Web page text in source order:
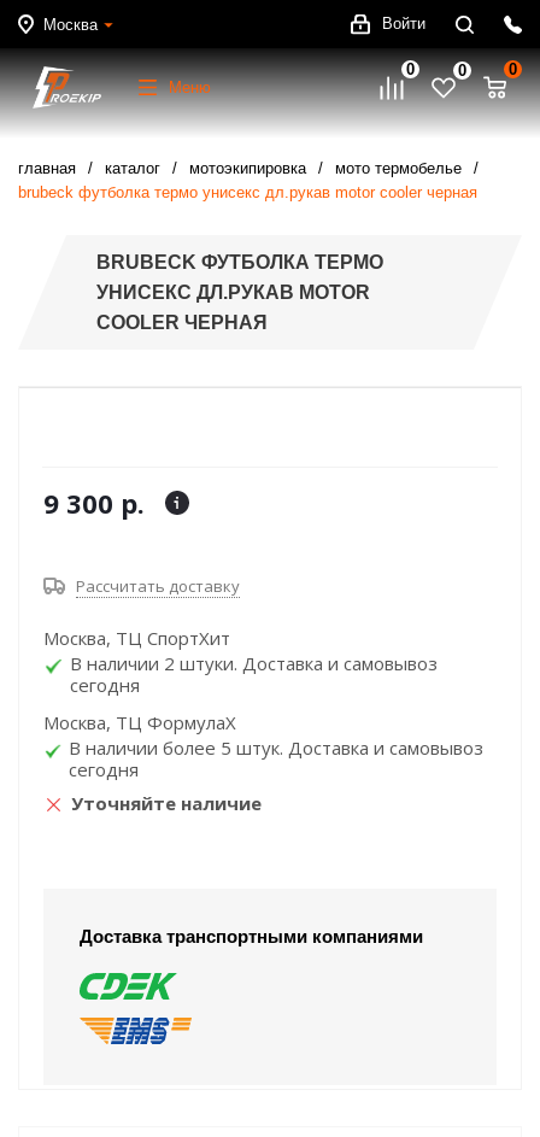
Москва Войти
Меню
0 0 0
главная каталог мотоэкипировка
мото термобелье
brubeck футболка термо унисекс дл.рукав motor cooler черная
BRUBECK ФУТБОЛКА ТЕРМО
УНИСЕКС ДЛ.РУКАВ MOTOR
COOLER ЧЕРНАЯ
9 300 р.
Рассчитать доставку
Москва, ТЦ СпортХит
В наличии 2 штуки. Доставка и самовывоз
сегодня
Москва, ТЦ ФормулаХ
В наличии более 5 штук. Доставка и самовывоз
сегодня
Уточняйте наличие
Доставка транспортными компаниями